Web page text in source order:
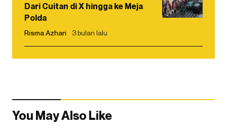
Dari Cuitan di X hingga ke Meja
Polda
Risma Azhari 3 bulan lalu
You May Also Like